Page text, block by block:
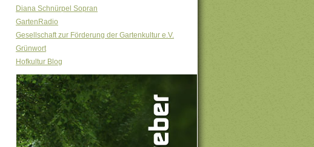
Diana Schnürpel Sopran
GartenRadio
Gesellschaft zur Förderung der Gartenkultur e.V.
Grünwort
Hofkultur Blog